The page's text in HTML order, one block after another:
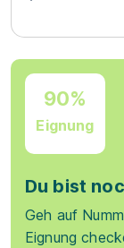
90%
Eignung
Du bist
Geh auf
Eignung